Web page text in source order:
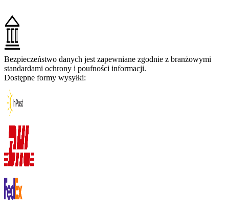
Bezpieczeństwo danych jest zapewniane zgodnie z branżowymi
standardami ochrony i poufności informacji.
Dostępne formy wysyłki: